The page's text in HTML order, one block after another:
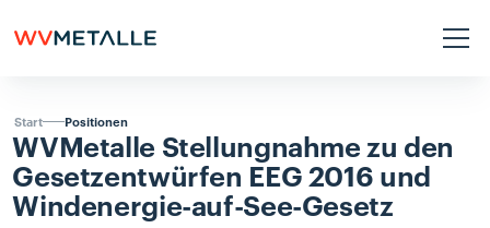
Start Positionen
WVMetalle Stellungnahme zu den
Gesetzentwürfen EEG 2016 und
Windenergie-auf-See-Gesetz